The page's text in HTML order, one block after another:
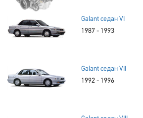
Galant седан VI
1987 - 1993
Galant седан VII
1992 - 1996